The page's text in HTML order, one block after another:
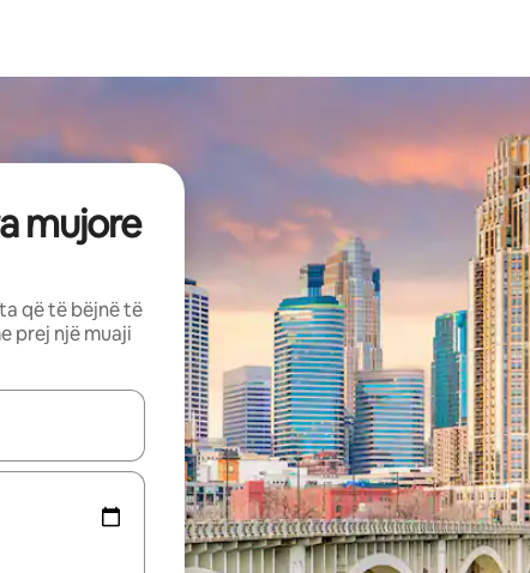
mujore
që të bëjnë të
prej një muaji
lëviz me butonat e shigjetave lart e poshtë ose eksploro duke